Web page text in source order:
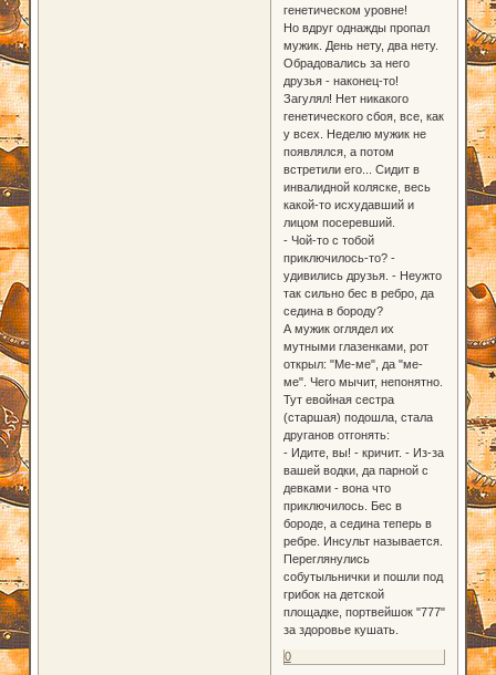
генетическом уровне!
Но вдруг однажды пропал
мужик. День нету, два нету.
Обрадовались за него
друзья - наконец-то!
Загулял! Нет никакого
генетического сбоя, все, как
у всех. Неделю мужик не
появлялся, а потом
встретили его... Сидит в
инвалидной коляске, весь
какой-то исхудавший и
лицом посеревший.
- Чой-то с тобой
приключилось-то? -
удивились друзья. - Неужто
так сильно бес в ребро, да
седина в бороду?
А мужик оглядел их
мутными глазенками, рот
открыл: "Ме-ме", да "ме-
ме". Чего мычит, непонятно.
Тут евойная сестра
(старшая) подошла, стала
друганов отгонять:
- Идите, вы! - кричит. - Из-за
вашей водки, да парной с
девками - вона что
приключилось. Бес в
бороде, а седина теперь в
ребре. Инсульт называется.
Переглянулись
собутыльнички и пошли под
грибок на детской
площадке, портвейшок "777"
за здоровье кушать.
0